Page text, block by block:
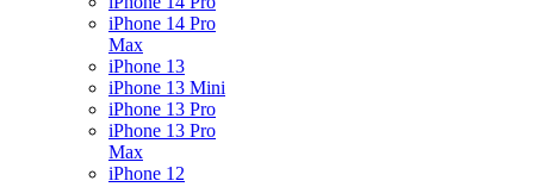
iPhone 14 Pro
Max
iPhone 13
iPhone 13 Mini
iPhone 13 Pro
iPhone 13 Pro
Max
iPhone 12